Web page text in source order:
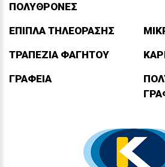
ΠΟΛΥΘΡΟΝΕΣ
ΕΠΙΠΛΑ ΤΗΛΕΟΡΑΣΗΣ
ΤΡΑΠΕΖΙΑ ΦΑΓΗΤΟΥ
ΓΡΑΦΕΙΑ